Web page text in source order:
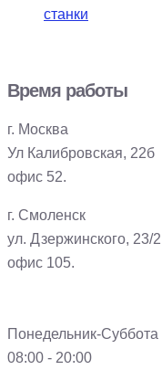
станки
Время работы
г. Москва
Ул Калибровская, 22б
офис 52.
г. Смоленск
ул. Дзержинского, 23/2
офис 105.
Понедельник-Суббота
08:00 - 20:00